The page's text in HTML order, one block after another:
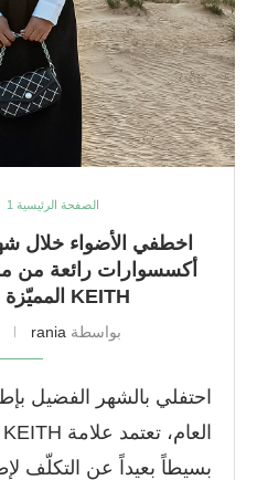
الصفحة الرئيسية 1
اخطفي الأضواء خلال
KEITH المميّزة لموسم الأعياد
بواسطة rania
احتفلي بالشهر الفضيل
بسيطاً بعيداً عن التكلّف